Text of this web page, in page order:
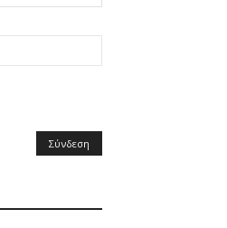
Σύνδεση